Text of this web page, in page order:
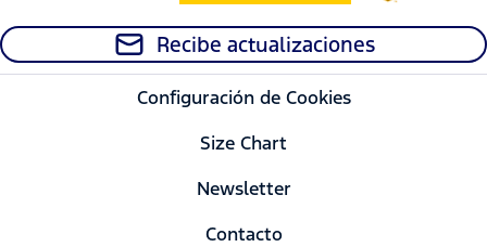
Recibe actualizaciones
Configuración de Cookies
Size Chart
Newsletter
Contacto